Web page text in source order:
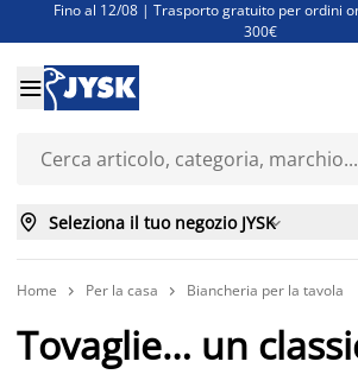
Fino al 12/08 | Trasporto gratuito per ordini
300€
Super offerte d'estate | Oltre 1.500 articoli
Finanziamenti - Scegli il piano di rimborso

 Seleziona il tuo negozio JYSK
Home  Per la casa  Biancheria per la tavola
Tovaglie… un